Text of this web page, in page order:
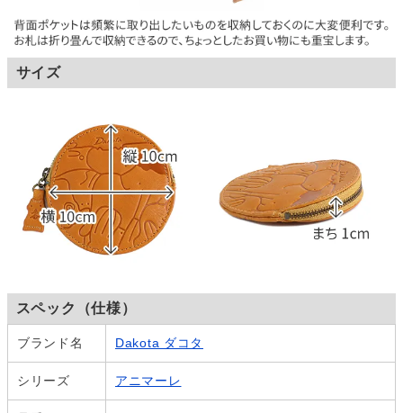
サイズ
スペック（仕様）
ブランド名 Dakota ダコタ
シリーズ アニマーレ